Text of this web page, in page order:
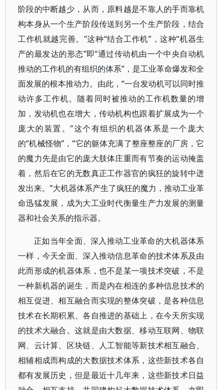
阶段的中断越少，从而，原料越是不靠人的手而靠机
构本身从一个生产阶段传送到另一个生产阶段，结合
工作机就越完善。”这种“结合工作机”，这种“机器生
产的最发达的形态”即“通过传动机由一个中央自动机
推动的工作机的有组织的体系”，是工业革命爆发和全
面发展的根本推动力。由此，“一台发动机可以同时推
动许多工作机。随着同时被推动的工作机数量的增
加，发动机也在增大，传动机构也跟着扩展成为一个
庞大的装置。”这个有组织的机器体系是一个庞大
的“机械怪物”，“它的躯体充满了整座整座的厂房，它
的魔力先是由它的庞大肢体庄重而有节奏的运动掩盖
着，然后在它的无数真正工作器官的疯狂的旋转中迸
发出来。”大机器体系产生了疯狂的魔力，推动工业革
命迅猛发展，成为大工业时代衡量生产力发展的测量
器和社会关系的指示器。
正如当年全面、深入推动工业革命的大机器体系
一样，今天全面、深入推动信息革命的技术体系及由
此而形成的机器体系，也不是某一项技术突破，不是
一种新机器的诞生，而是内在相连的多种信息技术的
相互促进、相互融合而实现的整体突破，是各种信息
技术在长期积累、各自推进的基础上，在今天所实现
的技术大融合。这就是由大数据、移动互联网、物联
网、云计算、区块链、人工智能等新技术相互融合、
相辅相成而构成的大数据技术体系，这些新技术各自
都有发展历史，但是最近十几年来，这些新技术日益